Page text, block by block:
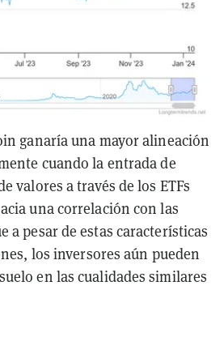
ganaría una mayor alineación
cuando la entrada de
valores a través de los ETFs
una correlación con las
a pesar de estas características
los inversores aún pueden
en las cualidades similares